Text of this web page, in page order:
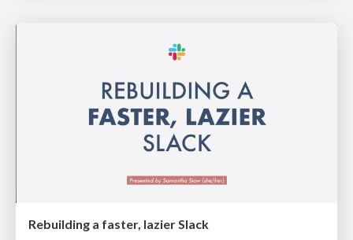
Rebuilding a faster, lazier Slack